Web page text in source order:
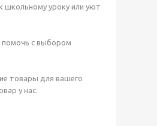
школьному уроку или уют
помочь с выбором
товары для вашего
у нас.